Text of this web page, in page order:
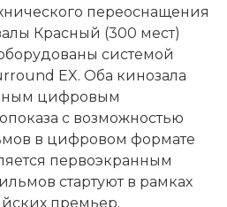
переоснащения
Красный (300 мест)
системой
EX. Оба кинозала
цифровым
с возможностью
в цифровом формате
первоэкранным
стартуют в рамках
премьер.